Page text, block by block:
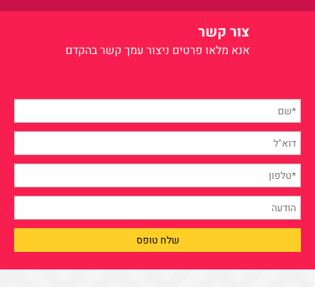
צור קשר
אנא מלאו פרטים ניצור עמך קשר בהקדם